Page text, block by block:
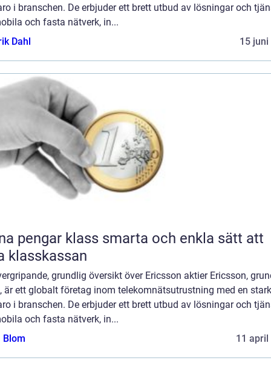
i branschen. De erbjuder ett brett utbud av lösningar och
och fasta nätverk, in...
Dahl
15 juni
klass smarta och enkla sätt att
klasskassan
grundlig översikt över Ericsson aktier Ericsson,
är ett globalt företag inom telekomnätsutrustning med en stark
i branschen. De erbjuder ett brett utbud av lösningar och
och fasta nätverk, in...
Blom
11 april